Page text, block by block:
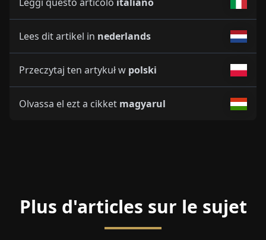
Lees dit artikel in nederlands
Przeczytaj ten artykuł w polski
Olvassa el ezt a cikket magyarul
Plus d'articles sur le sujet